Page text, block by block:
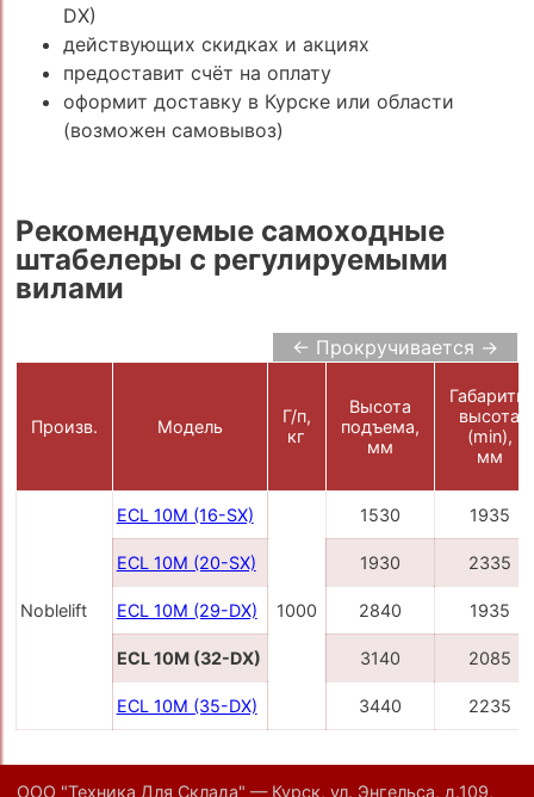
DX)
действующих скидках и акциях
предоставит счёт на оплату
оформит доставку в Курске или области
(возможен самовывоз)
Рекомендуемые самоходные
штабелеры с регулируемыми
вилами
← Прокручивается →
Произв. Модель
Г/п,
кг
Высота
подъема,
мм
Габаритн.
высота
(min),
мм
Noblelift
ECL 10M (16-SX)
1000
1530 1935
ECL 10M (20-SX) 1930 2335
ECL 10M (29-DX) 2840 1935
ECL 10M (32-DX) 3140 2085
ECL 10M (35-DX) 3440 2235
ООО "Техника Для Склада" — Курск, ул. Энгельса, д.109,